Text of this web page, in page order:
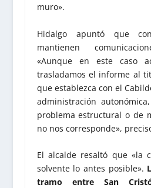
muro».
Hidalgo apuntó que
mantienen
«Aunque en este caso
trasladamos el informe al
que establezca con el
administración
problema estructural o de
no nos corresponde»,
El alcalde resaltó que «la
solvente lo antes posible».
tramo entre San